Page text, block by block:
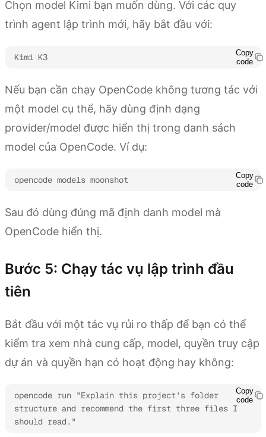
Chọn model Kimi bạn muốn dùng. Với các quy
trình agent lập trình mới, hãy bắt đầu với:
Kimi K3
Copy
code
Nếu bạn cần chạy OpenCode không tương tác với
một model cụ thể, hãy dùng định dạng
provider/model được hiển thị trong danh sách
model của OpenCode. Ví dụ:
opencode models moonshot
Copy
code
Sau đó dùng đúng mã định danh model mà
OpenCode hiển thị.
Bước 5: Chạy tác vụ lập trình đầu
tiên
Bắt đầu với một tác vụ rủi ro thấp để bạn có thể
kiểm tra xem nhà cung cấp, model, quyền truy cập
dự án và quyền hạn có hoạt động hay không:
opencode run "Explain this project's folder
structure and recommend the first three files I
should read."
Copy
code